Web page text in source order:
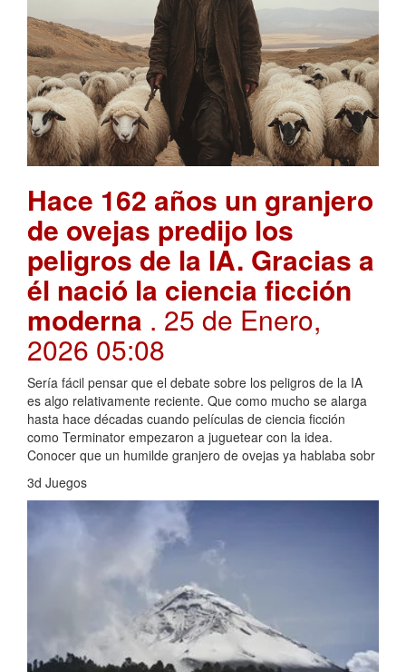
Hace 162 años un granjero
de ovejas predijo los
peligros de la IA. Gracias a
él nació la ciencia ficción
moderna . 25 de Enero,
2026 05:08
Sería fácil pensar que el debate sobre los peligros de la IA
es algo relativamente reciente. Que como mucho se alarga
hasta hace décadas cuando películas de ciencia ficción
como Terminator empezaron a juguetear con la idea.
Conocer que un humilde granjero de ovejas ya hablaba sobr
3d Juegos